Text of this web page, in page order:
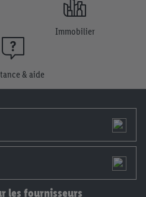
Immobilier
& aide
les fournisseurs
ton droit de révoquer ton
effet pour l’avenir, dans